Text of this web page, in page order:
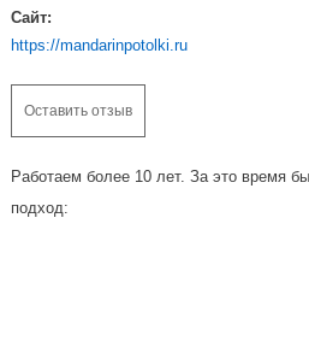
Сайт:
https://mandarinpotolki.ru
Оставить отзыв
Работаем более 10 лет. За это время
подход: